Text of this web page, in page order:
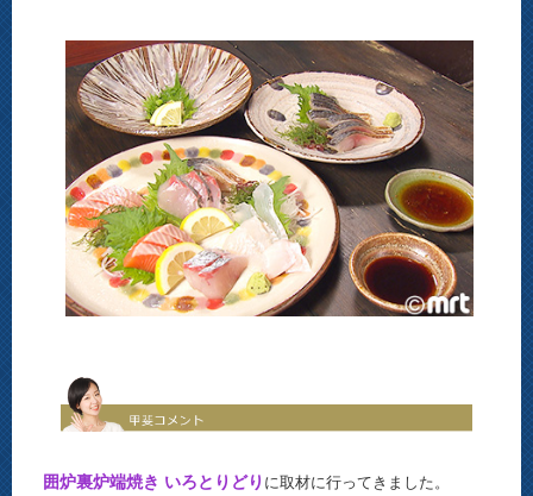
囲炉裏炉端焼き いろとりどり に取材に行ってきました。